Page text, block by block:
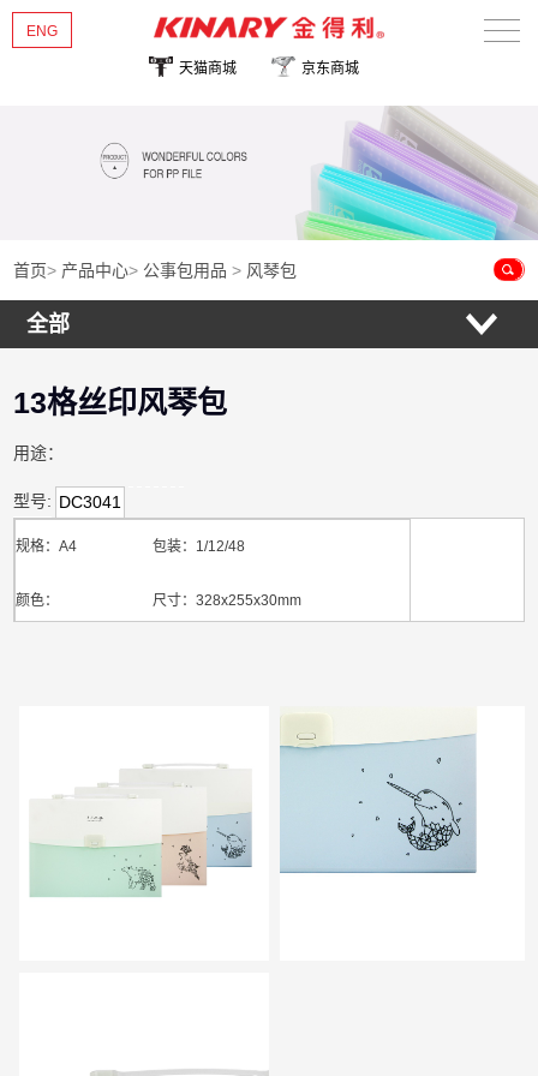
ENG
天猫商城 京东商城
关于金得利
热销新品
新闻资讯
首页> 产品中心> 公事包用品 > 风琴包
全部
13格丝印风琴包
用途：
型号: DC3041
规格：A4 包装：1/12/48
颜色： 尺寸：328x255x30mm